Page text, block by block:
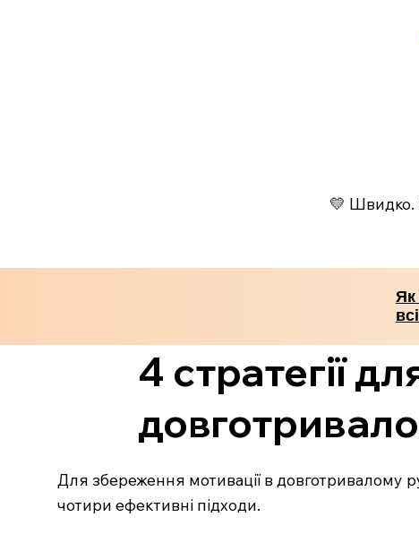
💛 Швидко.
Як
4 стратегії
Для збереження мотивації в довготривалому
чотири ефективні підходи.